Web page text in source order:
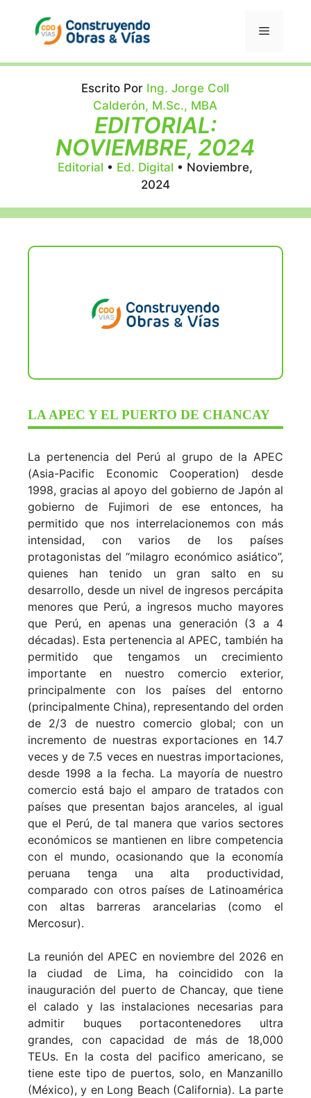
contenido
Menú
Escrito Por Ing. Jorge Coll
Calderón, M.Sc., MBA
EDITORIAL:
NOVIEMBRE, 2024
Editorial • Ed. Digital • Noviembre,
2024
LA APEC Y EL PUERTO DE CHANCAY
La pertenencia del Perú al grupo de la APEC
(Asia-Pacific Economic Cooperation) desde
1998, gracias al apoyo del gobierno de Japón al
gobierno de Fujimori de ese entonces, ha
permitido que nos interrelacionemos con más
intensidad, con varios de los países
protagonistas del “milagro económico asiático”,
quienes han tenido un gran salto en su
desarrollo, desde un nivel de ingresos percápita
menores que Perú, a ingresos mucho mayores
que Perú, en apenas una generación (3 a 4
décadas). Esta pertenencia al APEC, también ha
permitido que tengamos un crecimiento
importante en nuestro comercio exterior,
principalmente con los países del entorno
(principalmente China), representando del orden
de 2/3 de nuestro comercio global; con un
incremento de nuestras exportaciones en 14.7
veces y de 7.5 veces en nuestras importaciones,
desde 1998 a la fecha. La mayoría de nuestro
comercio está bajo el amparo de tratados con
países que presentan bajos aranceles, al igual
que el Perú, de tal manera que varios sectores
económicos se mantienen en libre competencia
con el mundo, ocasionando que la economía
peruana tenga una alta productividad,
comparado con otros países de Latinoamérica
con altas barreras arancelarias (como el
Mercosur).
La reunión del APEC en noviembre del 2026 en
la ciudad de Lima, ha coincidido con la
inauguración del puerto de Chancay, que tiene
el calado y las instalaciones necesarias para
admitir buques portacontenedores ultra
grandes, con capacidad de más de 18,000
TEUs. En la costa del pacifico americano, se
tiene este tipo de puertos, solo, en Manzanillo
(México), y en Long Beach (California). La parte